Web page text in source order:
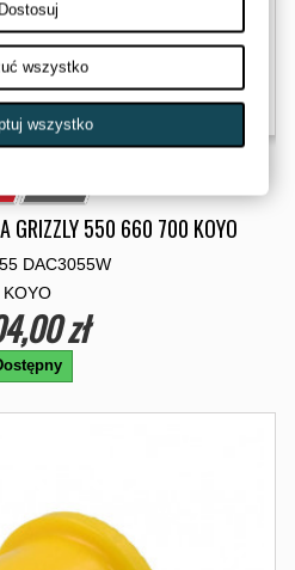
GRIZZLY 550 660 700 KOYO
DAC3055W
KOYO
zł
Dostosuj
wszystko
wszystko